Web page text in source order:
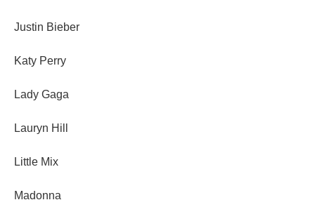
Justin Bieber
Katy Perry
Lady Gaga
Lauryn Hill
Little Mix
Madonna